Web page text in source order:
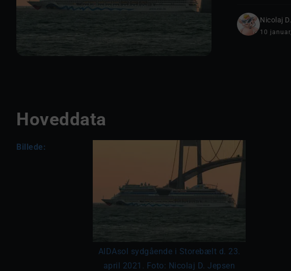
Nicolaj D.
10
Hoveddata
Billede:
AIDAsol sydgående i Storebælt d. 23.
april 2021. Foto: Nicolaj D. Jepsen